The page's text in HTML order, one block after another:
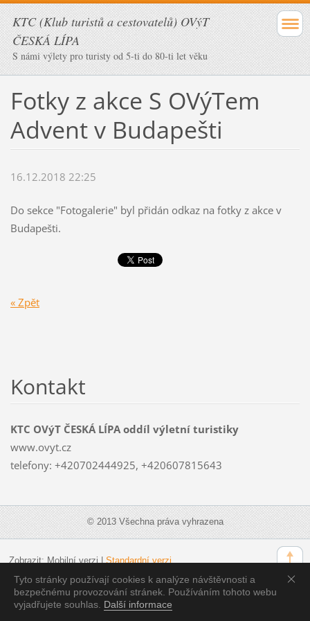
KTC (Klub turistů a cestovatelů) OVýT
ČESKÁ LÍPA
S námi výlety pro turisty od 5-ti do 80-ti let věku
Fotky z akce S OVýTem
Advent v Budapešti
16.12.2018 22:25
Do sekce "Fotogalerie" byl přidán odkaz na fotky z akce v
Budapešti.
« Zpět
Tyto stránky používají cookies k analýze návštěvnosti a
bezpečnému provozování stránek. Používáním tohoto webu
vyjadřujete souhlas. Další informace
Kontakt
KTC OVýT ČESKÁ LÍPA oddíl výletní turistiky
www.ovyt.cz
telefony: +420702444925, +420607815643
© 2013 Všechna práva vyhrazena
Zobrazit: Mobilní verzi Standardní verzi